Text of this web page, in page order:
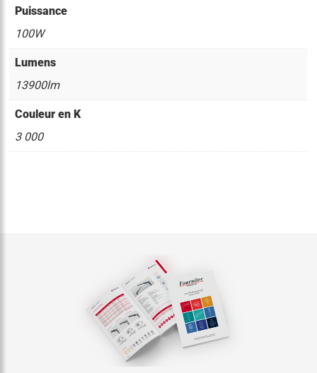
Puissance
100W
Lumens
13900lm
Couleur en K
3 000